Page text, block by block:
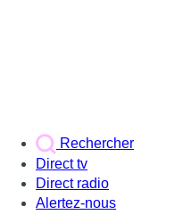
Rechercher
Direct tv
Direct radio
Alertez-nous